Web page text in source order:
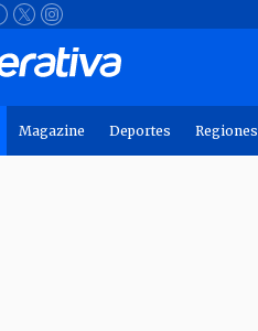
Magazine Deportes Regiones